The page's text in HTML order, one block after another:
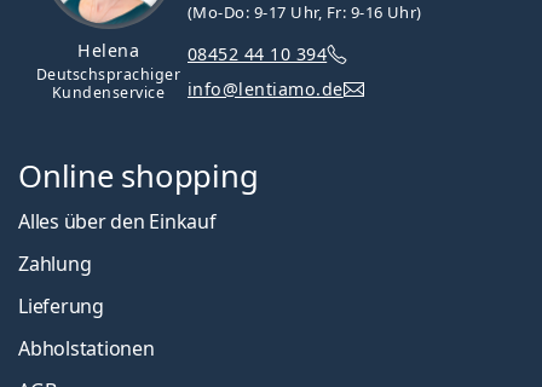
Helena
Deutschsprachiger
Kundenservice
(Mo-Do: 9-17 Uhr, Fr: 9-16 Uhr)
08452 44 10 394
info@lentiamo.de
Online shopping
Alles über den Einkauf
Zahlung
Lieferung
Abholstationen